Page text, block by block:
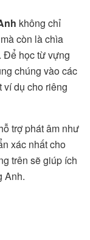
không chỉ
còn là chìa
Để học từ vựng
chúng vào các
ví dụ cho riêng
trợ phát âm như
xác nhất cho
trên sẽ giúp ích
Anh.